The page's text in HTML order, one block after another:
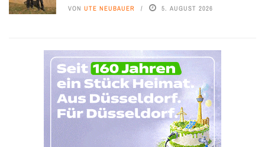
VON UTE NEUBAUER 5. AUGUST 2026